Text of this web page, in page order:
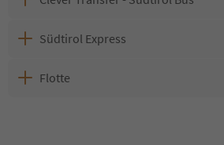
Südtirol Express
Flotte